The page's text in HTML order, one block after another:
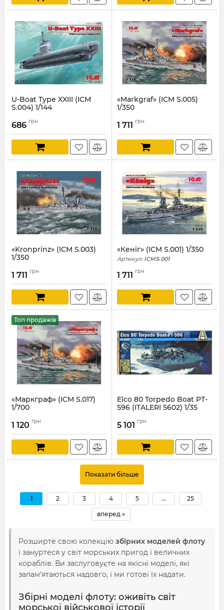
U-Boat Type XXIII (ICM
S.004) 1/144
686 грн
«Markgraf» (ICM S.005)
1/350
1 711 грн
«Kronprinz» (ICM S.003)
1/350
1 711 грн
«Кеніг» (ICM S.001) 1/350
Артикул: ICMS.001
1 711 грн
Топ продажів
«Маркграф» (ICM S.017)
1/700
1 120 грн
Elco 80 Torpedo Boat PT-
596 (ITALERI 5602) 1/35
5 101 грн
Показати більше
1 2 3 4 5 ... 25
вперед »
Розширте свою колекцію збірних моделей флоту
і зануртеся у світ морських пригод і величних
кораблів. Ви заслуговуєте на якісні моделі, які
запам'ятаються надовго, і ми готові їх надати.
Збірні моделі флоту: оживіть світ
морської військової історії